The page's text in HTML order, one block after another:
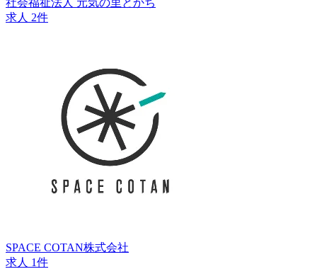
求人 2件
SPACE COTAN株式会社
求人 1件